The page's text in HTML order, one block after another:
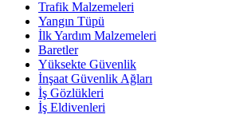
Trafik Malzemeleri
Yangın Tüpü
İlk Yardım Malzemeleri
Baretler
Yüksekte Güvenlik
İnşaat Güvenlik Ağları
İş Gözlükleri
İş Eldivenleri